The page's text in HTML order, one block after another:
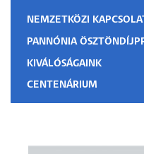
NEMZETKÖZI
PANNÓNIA
KIVÁLÓSÁGAINK
CENTENÁRIUM